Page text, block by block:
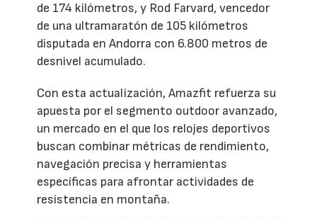
de 174 kilómetros, y Rod Farvard, vencedor
de una ultramaratón de 105 kilómetros
disputada en Andorra con 6.800 metros de
desnivel acumulado.
Con esta actualización, Amazfit refuerza su
apuesta por el segmento outdoor avanzado,
un mercado en el que los relojes deportivos
buscan combinar métricas de rendimiento,
navegación precisa y herramientas
específicas para afrontar actividades de
resistencia en montaña.